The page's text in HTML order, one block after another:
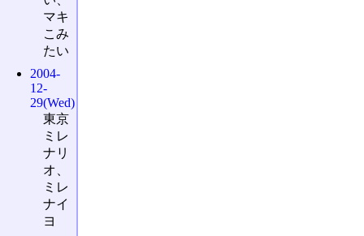
マキ
こみ
たい
2004-
12-
29(Wed)
東京
ミレ
ナリ
オ、
ミレ
ナイ
ヨ